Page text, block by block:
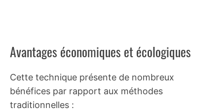
Avantages économiques et écologiques
Cette technique présente de nombreux
bénéfices par rapport aux méthodes
traditionnelles :